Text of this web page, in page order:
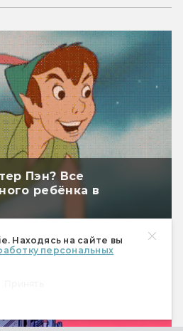
Находясь на сайте вы
персональных
Пэн? Все
ребёнка в